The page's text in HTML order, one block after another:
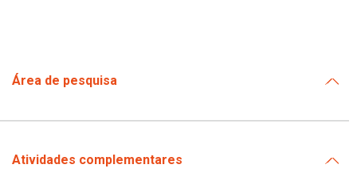
Área de pesquisa
Atividades complementares